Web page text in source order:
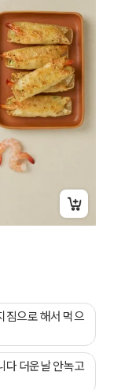
짐으로 해서 먹으
녹고